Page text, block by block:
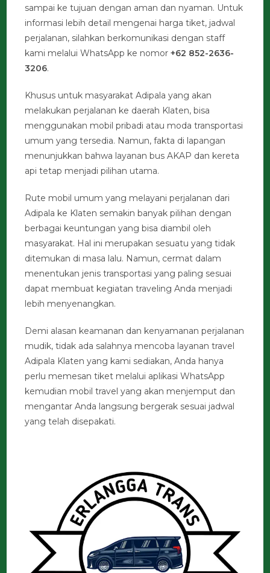
sampai ke tujuan dengan aman dan nyaman. Untuk
informasi lebih detail mengenai harga tiket, jadwal
perjalanan, silahkan berkomunikasi dengan staff
kami melalui WhatsApp ke nomor+62 852-2636-
3206.
Khusus untuk masyarakat Adipala yang akan
melakukan perjalanan ke daerah Klaten, bisa
menggunakan mobil pribadi atau moda transportasi
umum yang tersedia. Namun, fakta di lapangan
menunjukkan bahwa layanan bus AKAP dan kereta
api tetap menjadi pilihan utama.
Rute mobil umum yang melayani perjalanan dari
Adipala ke Klaten semakin banyak pilihan dengan
berbagai keuntungan yang bisa diambil oleh
masyarakat. Hal ini merupakan sesuatu yang tidak
ditemukan di masa lalu. Namun, cermat dalam
menentukan jenis transportasi yang paling sesuai
dapat membuat kegiatan traveling Anda menjadi
lebih menyenangkan.
Demi alasan keamanan dan kenyamanan perjalanan
mudik, tidak ada salahnya mencoba layanan travel
Adipala Klaten yang kami sediakan, Anda hanya
perlu memesan tiket melalui aplikasi WhatsApp
kemudian mobil travel yang akan menjemput dan
mengantar Anda langsung bergerak sesuai jadwal
yang telah disepakati.